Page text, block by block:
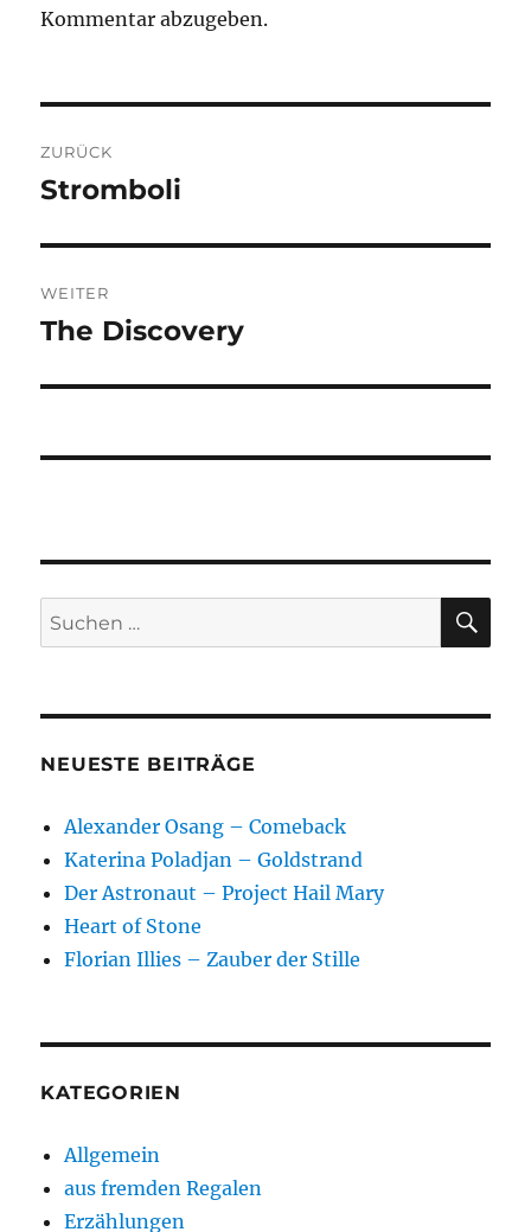
Kommentar abzugeben.
ZURÜCK
Vorheriger
Stromboli
WEITER
Nächster
The Discovery
Suchen
nach:
NEUESTE BEITRÄGE
Alexander Osang – Comeback
Katerina Poladjan – Goldstrand
Der Astronaut – Project Hail Mary
Heart of Stone
Florian Illies – Zauber der Stille
KATEGORIEN
Allgemein
aus fremden Regalen
Erzählungen